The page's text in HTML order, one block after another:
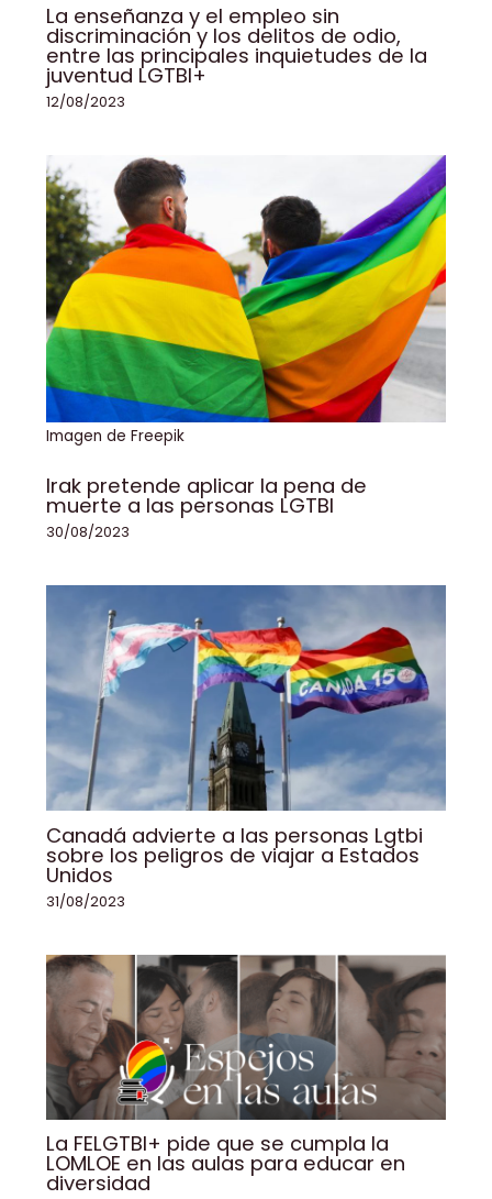
La enseñanza y el empleo sin
discriminación y los delitos de odio,
entre las principales inquietudes de la
juventud LGTBI+
12/08/2023
Imagen de Freepik
Irak pretende aplicar la pena de
muerte a las personas LGTBI
30/08/2023
Canadá advierte a las personas Lgtbi
sobre los peligros de viajar a Estados
Unidos
31/08/2023
La FELGTBI+ pide que se cumpla la
LOMLOE en las aulas para educar en
diversidad